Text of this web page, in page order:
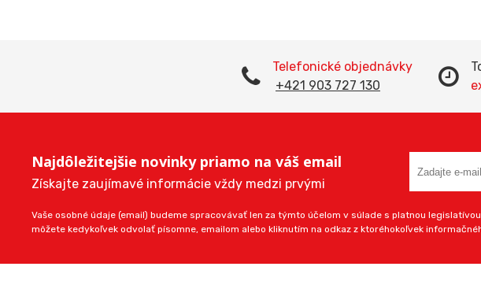
Telefonické objednávky
+421 903 727 130
Najdôležitejšie novinky priamo na váš email
Získajte zaujímavé informácie vždy medzi prvými
Vaše osobné údaje (email) budeme spracovávať len za týmto účelom v súlade s platnou
môžete kedykoľvek odvolať písomne, emailom alebo kliknutím na odkaz z ktoréhokoľvek